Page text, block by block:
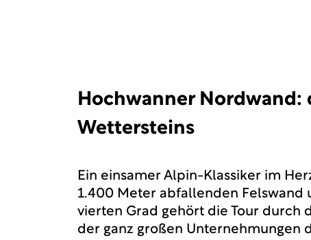
Hochwanner Nordwand:
Wettersteins
Ein einsamer Alpin-Klassiker im
1.400 Meter abfallenden
vierten Grad gehört die Tour durch
der ganz großen Unternehmungen